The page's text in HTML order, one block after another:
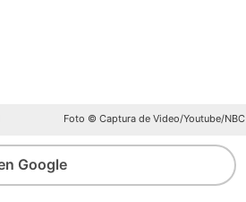
Foto © Captura de Video/Youtube/NBC
Google